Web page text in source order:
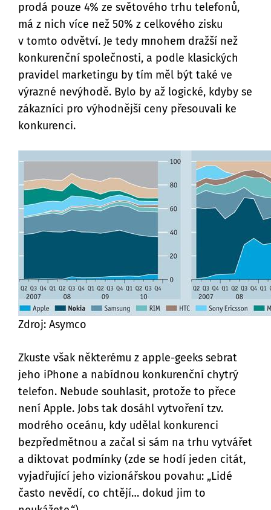
prodá pouze 4% ze světového trhu telefonů,
má z nich více než 50% z celkového zisku
v tomto odvětví. Je tedy mnohem dražší než
konkurenční společnosti, a podle klasických
pravidel marketingu by tím měl být také ve
výrazné nevýhodě. Bylo by až logické, kdyby se
zákazníci pro výhodnější ceny přesouvali ke
konkurenci.
Zdroj: Asymco
Zkuste však některému z apple-geeks sebrat
jeho iPhone a nabídnou konkurenční chytrý
telefon. Nebude souhlasit, protože to přece
není Apple. Jobs tak dosáhl vytvoření tzv.
modrého oceánu, kdy udělal konkurenci
bezpředmětnou a začal si sám na trhu vytvářet
a diktovat podmínky (zde se hodí jeden citát,
vyjadřující jeho vizionářskou povahu: „Lidé
často nevědí, co chtějí… dokud jim to